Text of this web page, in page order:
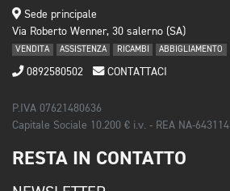
Sede principale
Via Roberto Wenner, 30 salerno (SA)
VENDITA ASSISTENZA RICAMBI ABBIGLIAMENTO
0892580502 CONTATTACI
P.IVA 07621480636
Capitale Sociale 10.200 € i.v. - REA NA-643114
RESTA IN CONTATTO